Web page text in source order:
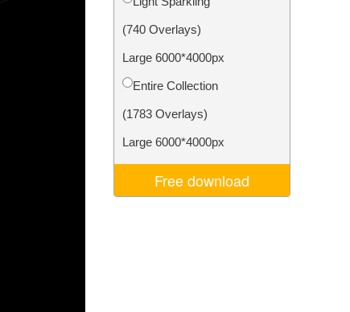
(740 Overlays)
Large 6000*4000px
Entire Collection
(1783 Overlays)
Large 6000*4000px
Free download